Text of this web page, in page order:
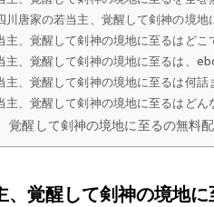
川唐家の若当主、覚醒して剣神の境地
主、覚醒して剣神の境地に至るはどこ
主、覚醒して剣神の境地に至るは、
主、覚醒して剣神の境地に至るは何
主、覚醒して剣神の境地に至るはどん
覚醒して剣神の境地に至るの無料
、覚醒して剣神の境地